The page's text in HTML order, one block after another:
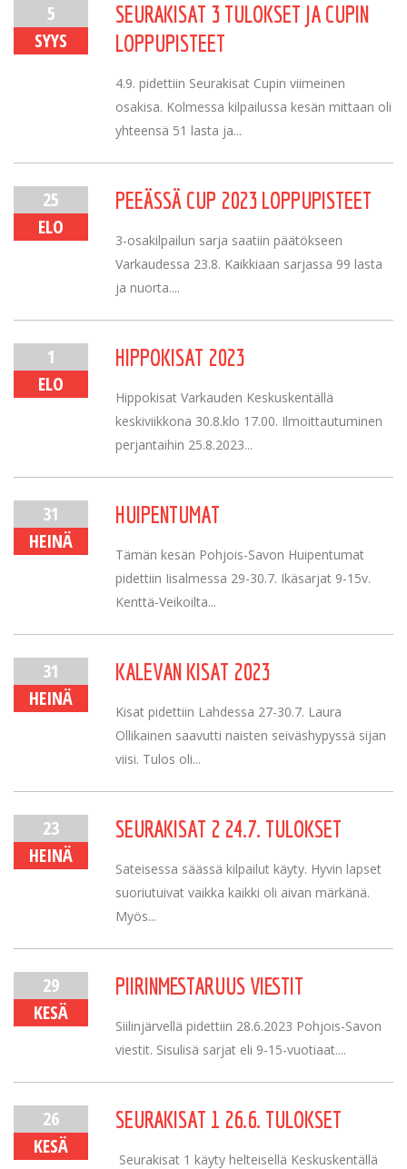
5
SYYS
SEURAKISAT 3 TULOKSET JA CUPIN
LOPPUPISTEET
4.9. pidettiin Seurakisat Cupin viimeinen
osakisa. Kolmessa kilpailussa kesän mittaan oli
yhteensä 51 lasta ja...
25
ELO
PEEÄSSÄ CUP 2023 LOPPUPISTEET
3-osakilpailun sarja saatiin päätökseen
Varkaudessa 23.8. Kaikkiaan sarjassa 99 lasta
ja nuorta....
1
ELO
HIPPOKISAT 2023
Hippokisat Varkauden Keskuskentällä
keskiviikkona 30.8.klo 17.00. Ilmoittautuminen
perjantaihin 25.8.2023...
31
HEINÄ
HUIPENTUMAT
Tämän kesän Pohjois-Savon Huipentumat
pidettiin Iisalmessa 29-30.7. Ikäsarjat 9-15v.
Kenttä-Veikoilta...
31
HEINÄ
KALEVAN KISAT 2023
Kisat pidettiin Lahdessa 27-30.7. Laura
Ollikainen saavutti naisten seiväshypyssä sijan
viisi. Tulos oli...
23
HEINÄ
SEURAKISAT 2 24.7. TULOKSET
Sateisessa säässä kilpailut käyty. Hyvin lapset
suoriutuivat vaikka kaikki oli aivan märkänä.
Myös...
29
KESÄ
PIIRINMESTARUUS VIESTIT
Siilinjärvellä pidettiin 28.6.2023 Pohjois-Savon
viestit. Sisulisä sarjat eli 9-15-vuotiaat....
26
KESÄ
SEURAKISAT 1 26.6. TULOKSET
Seurakisat 1 käyty helteisellä Keskuskentällä